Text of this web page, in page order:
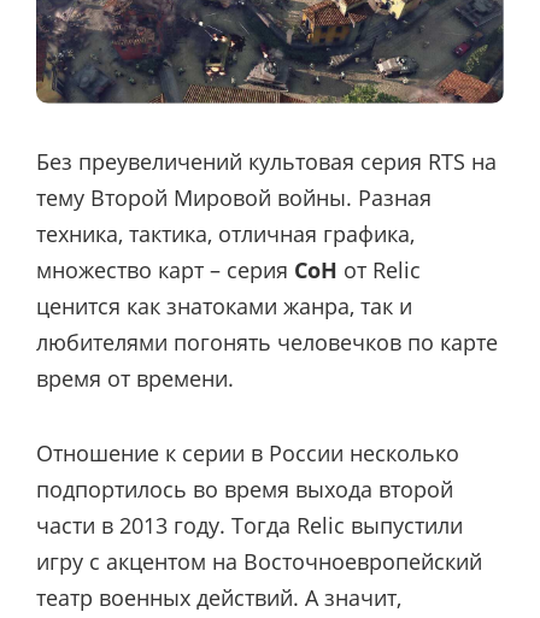
Без преувеличений культовая серия RTS на
тему Второй Мировой войны. Разная
техника, тактика, отличная графика,
множество карт – серия CoH от Relic
ценится как знатоками жанра, так и
любителями погонять человечков по карте
время от времени.
Отношение к серии в России несколько
подпортилось во время выхода второй
части в 2013 году. Тогда Relic выпустили
игру с акцентом на Восточноевропейский
театр военных действий. А значит,